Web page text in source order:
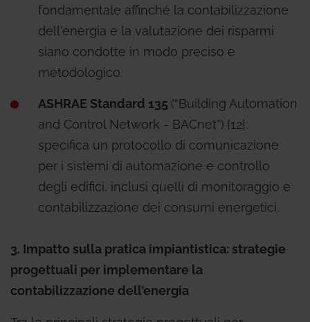
fondamentale affinché la contabilizzazione
dell'energia e la valutazione dei risparmi
siano condotte in modo preciso e
metodologico.
ASHRAE Standard 135 (“Building Automation
and Control Network - BACnet”) [12]:
specifica un protocollo di comunicazione
per i sistemi di automazione e controllo
degli edifici, inclusi quelli di monitoraggio e
contabilizzazione dei consumi energetici.
3. Impatto sulla pratica impiantistica: strategie
progettuali per implementare la
contabilizzazione dell’energia